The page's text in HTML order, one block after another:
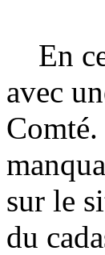
En
avec
sur le
du